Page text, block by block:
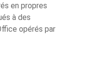
en propres
à des
opérés par